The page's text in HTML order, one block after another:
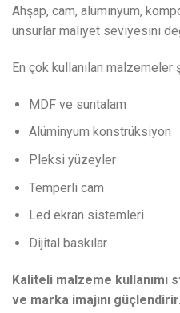
Ahşap, cam, alüminyum,
unsurlar maliyet seviyesini
En çok kullanılan malzemeler
MDF ve suntalam
Alüminyum konstrüksiyon
Pleksi yüzeyler
Temperli cam
Led ekran sistemleri
Dijital baskılar
Kaliteli malzeme kullanımı
ve marka imajını güçlendirir.